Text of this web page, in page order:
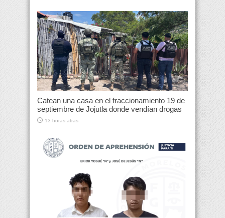
Catean una casa en el fraccionamiento 19 de
septiembre de Jojutla donde vendían drogas
13 horas atras